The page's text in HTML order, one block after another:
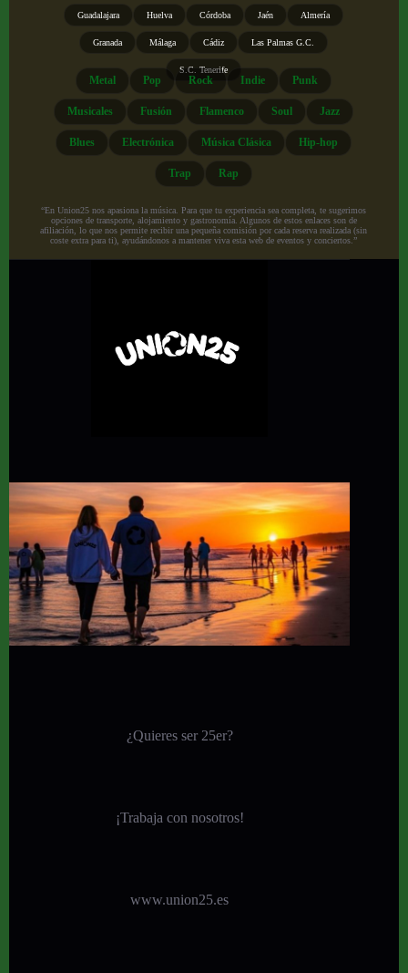
Guadalajara Huelva Córdoba Jaén Almería
Granada Málaga Cádiz Las Palmas G.C.
S.C. Tenerife
Metal Pop Rock Indie Punk
Musicales Fusión Flamenco Soul Jazz
Blues Electrónica Música Clásica Hip-hop
Trap Rap
“En Union25 nos apasiona la música. Para que tu experiencia sea completa, te sugerimos
opciones de transporte, alojamiento y gastronomía. Algunos de estos enlaces son de
afiliación, lo que nos permite recibir una pequeña comisión por cada reserva realizada (sin
coste extra para ti), ayudándonos a mantener viva esta web de eventos y conciertos.”
¿Quieres ser 25er?
¡Trabaja con nosotros!
www.union25.es